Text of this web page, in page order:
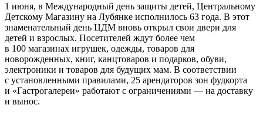
1 июня, в Международный день защиты детей, Центральному
Детскому Магазину на Лубянке исполнилось 63 года. В этот
знаменательный день ЦДМ вновь открыл свои двери для
детей и взрослых. Посетителей ждут более чем
в 100 магазинах игрушек, одежды, товаров для
новорожденных, книг, канцтоваров и подарков, обуви,
электроники и товаров для будущих мам. В соответствии
с установленными правилами, 25 арендаторов зон фудкорта
и «Гастрогалереи» работают с ограничениями — на доставку
и вынос.